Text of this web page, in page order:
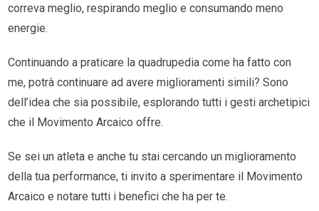
correva meglio, respirando meglio e consumando meno
energie.
Continuando a praticare la quadrupedia come ha fatto con
me, potrà continuare ad avere miglioramenti simili? Sono
dell’idea che sia possibile, esplorando tutti i gesti archetipici
che il Movimento Arcaico offre.
Se sei un atleta e anche tu stai cercando un miglioramento
della tua performance, ti invito a sperimentare il Movimento
Arcaico e notare tutti i benefici che ha per te.